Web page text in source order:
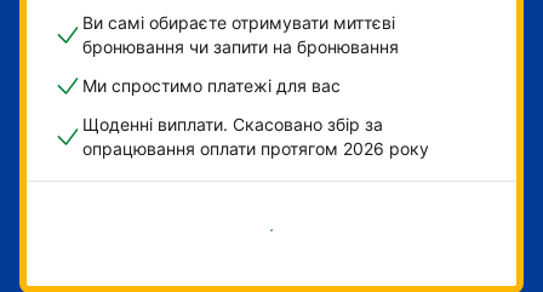
Ви самі обираєте отримувати миттєві
бронювання чи запити на бронювання
Ми спростимо платежі для вас
Щоденні виплати. Скасовано збір за
опрацювання оплати протягом 2026 року
Розпочати зараз